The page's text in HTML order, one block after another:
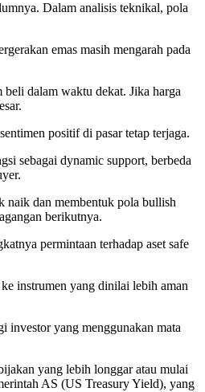
Dalam analisis teknikal, pola
emas masih mengarah pada
dalam waktu dekat. Jika harga
positif di pasar tetap terjaga.
sebagai dynamic support, berbeda
naik dan membentuk pola bullish
berikutnya.
permintaan terhadap aset safe
instrumen yang dinilai lebih aman
investor yang menggunakan mata
yang lebih longgar atau mulai
AS (US Treasury Yield), yang